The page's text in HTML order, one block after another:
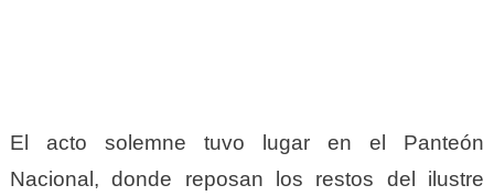
El acto solemne tuvo lugar en el Panteón
Nacional, donde reposan los restos del ilustre